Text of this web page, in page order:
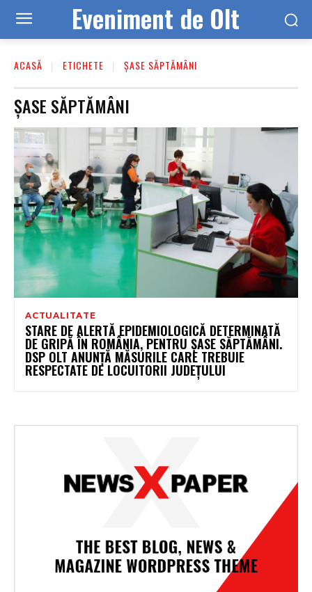
Eveniment de Olt
ACASĂ ETICHETE ȘASE SĂPTĂMÂNI
ȘASE SĂPTĂMÂNI
ACTUALITATE
STARE DE ALERTĂ EPIDEMIOLOGICĂ DETERMINATĂ
DE GRIPĂ ÎN ROMÂNIA, PENTRU ȘASE SĂPTĂMÂNI.
DSP OLT ANUNȚĂ MĂSURILE CARE TREBUIE
RESPECTATE DE LOCUITORII JUDEȚULUI